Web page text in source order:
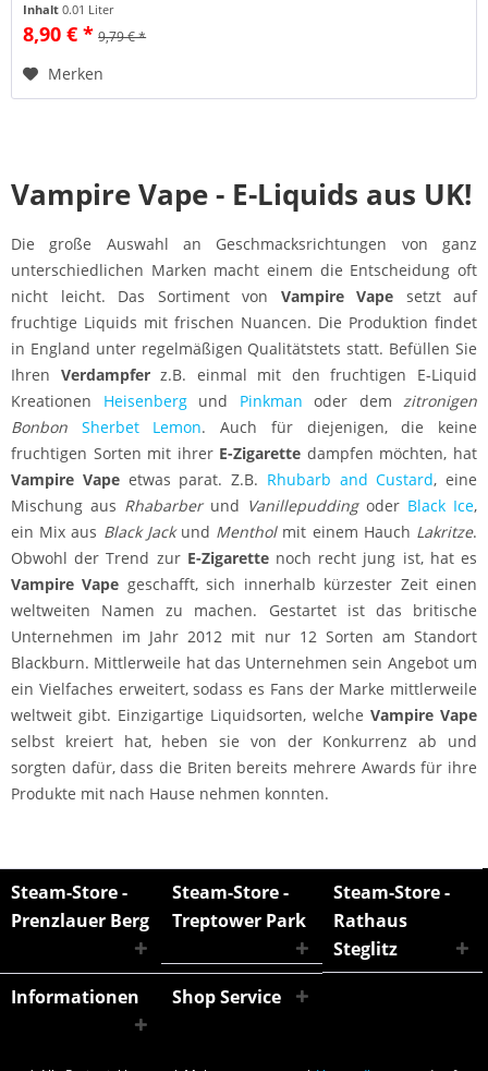
Inhalt0.01 Liter
8,90 € * 9,79 € *
Merken
Vampire Vape - E-Liquids aus UK!
Die große Auswahl an Geschmacksrichtungen von ganz
unterschiedlichen Marken macht einem die Entscheidung oft
nicht leicht. Das Sortiment von Vampire Vape setzt auf
fruchtige Liquids mit frischen Nuancen. Die Produktion findet
in England unter regelmäßigen Qualitätstets statt. Befüllen Sie
Ihren Verdampferz.B. einmal mit den fruchtigen E-Liquid
Kreationen Heisenbergund Pinkman oder dem zitronigen
Bonbon
Sherbet Lemon. Auch für diejenigen, die keine
fruchtigen Sorten mit ihrer E-Zigarette dampfen möchten, hat
Vampire Vapeetwas parat. Z.B. Rhubarb and Custard, eine
Mischung aus Rhabarber und Vanillepuddingoder Black Ice,
ein Mix aus Black Jackund Mentholmit einem Hauch Lakritze.
Obwohl der Trend zur E-Zigarettenoch recht jung ist, hat es
Vampire Vape geschafft, sich innerhalb kürzester Zeit einen
weltweiten Namen zu machen. Gestartet ist das britische
Unternehmen im Jahr 2012 mit nur 12 Sorten am Standort
Blackburn. Mittlerweile hat das Unternehmen sein Angebot um
ein Vielfaches erweitert, sodass es Fans der Marke mittlerweile
weltweit gibt. Einzigartige Liquidsorten, welche Vampire Vape
selbst kreiert hat, heben sie von der Konkurrenz ab und
sorgten dafür, dass die Briten bereits mehrere Awards für ihre
Produkte mit nach Hause nehmen konnten.
Steam-Store -
Prenzlauer Berg
Steam-Store -
Treptower Park
Steam-Store -
Rathaus
Steglitz
Informationen
Shop Service